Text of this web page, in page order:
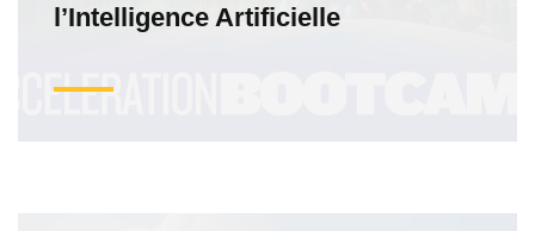
l’Intelligence Artificielle